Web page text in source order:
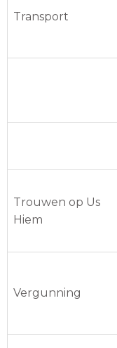
Transport
Trouwen op Us
Hiem
Vergunning